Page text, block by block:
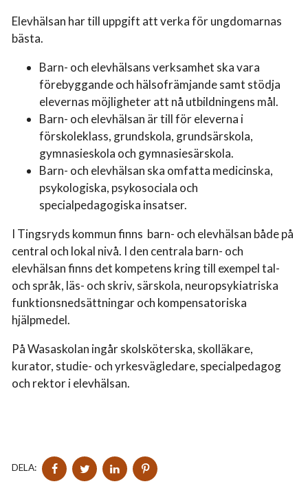
Elevhälsan har till uppgift att verka för ungdomarnas
bästa.
Barn- och elevhälsans verksamhet ska vara
förebyggande och hälsofrämjande samt stödja
elevernas möjligheter att nå utbildningens mål.
Barn- och elevhälsan är till för eleverna i
förskoleklass, grundskola, grundsärskola,
gymnasieskola och gymnasiesärskola.
Barn- och elevhälsan ska omfatta medicinska,
psykologiska, psykosociala och
specialpedagogiska insatser.
I Tingsryds kommun finns barn- och elevhälsan både på
central och lokal nivå. I den centrala barn- och
elevhälsan finns det kompetens kring till exempel tal-
och språk, läs- och skriv, särskola, neuropsykiatriska
funktionsnedsättningar och kompensatoriska
hjälpmedel.
På Wasaskolan ingår skolsköterska, skolläkare,
kurator, studie- och yrkesvägledare, specialpedagog
och rektor i elevhälsan.
DELA:
DELA
PÅ
DELA
PÅ
DELA
PÅ
DELA